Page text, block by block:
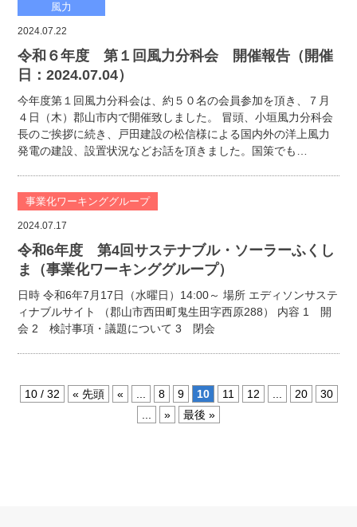
風力
2024.07.22
令和６年度 第１回風力分科会 開催報告（開催
日：2024.07.04）
今年度第１回風力分科会は、約５０名の会員参加を頂き、７月
４日（木）郡山市内で開催致しました。 冒頭、小垣風力分科会
長のご挨拶に続き、戸田建設の松信様による国内外の洋上風力
発電の建設、設置状況などお話を頂きました。国策でも…
事業化ワーキンググループ
2024.07.17
令和6年度 第4回サステナブル・ソーラーふくし
ま（事業化ワーキンググループ）
日時 令和6年7月17日（水曜日）14:00～ 場所 エディソンサステ
ィナブルサイト （郡山市西田町鬼生田字西原288） 内容 1 開
会 2 検討事項・議題について 3 閉会
10 / 32 « 先頭 « 8 9 10 11 12 20
30
» 最後 »